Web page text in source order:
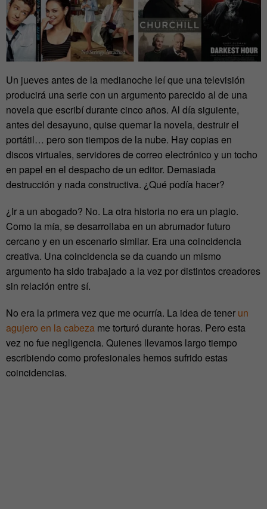
Un jueves antes de la medianoche leí que una televisión
producirá una serie con un argumento parecido al de una
novela que escribí durante cinco años. Al día siguiente,
antes del desayuno, quise quemar la novela, destruir el
portátil… pero son tiempos de la nube. Hay copias en
discos virtuales, servidores de correo electrónico y un tocho
en papel en el despacho de un editor. Demasiada
destrucción y nada constructiva. ¿Qué podía hacer?
¿Ir a un abogado? No. La otra historia no era un plagio.
Como la mía, se desarrollaba en un abrumador futuro
cercano y en un escenario similar. Era una coincidencia
creativa. Una coincidencia se da cuando un mismo
argumento ha sido trabajado a la vez por distintos creadores
sin relación entre sí.
No era la primera vez que me ocurría. La idea de tener un
agujero en la cabeza me torturó durante horas. Pero esta
vez no fue negligencia. Quienes llevamos largo tiempo
escribiendo como profesionales hemos sufrido estas
coincidencias.